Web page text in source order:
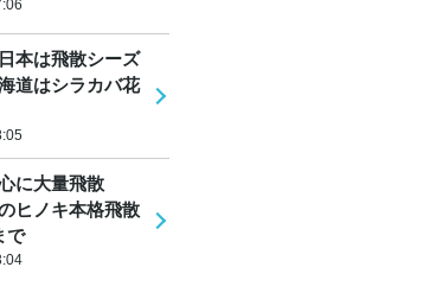
本は飛散シーズ
道はシラカバ花
に大量飛散
ヒノキ本格飛散
で